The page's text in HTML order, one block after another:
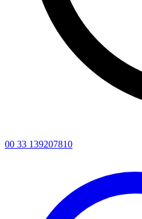
00 33 139207810